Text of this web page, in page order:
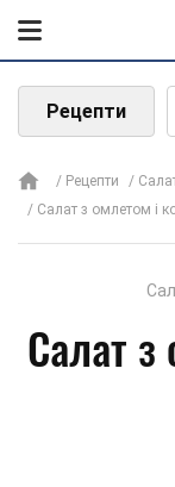
Рецепти
Рецепти
Салат з омлетом і
Салат з